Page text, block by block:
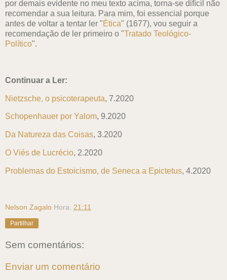
por demais evidente no meu texto acima, torna-se difícil não
recomendar a sua leitura. Para mim, foi essencial porque
antes de voltar a tentar ler "Ética" (1677), vou seguir a
recomendação de ler primeiro o "Tratado Teológico-
Político".
Continuar a Ler:
Nietzsche, o psicoterapeuta, 7.2020
Schopenhauer por Yalom, 9.2020
Da Natureza das Coisas, 3.2020
O Viés de Lucrécio, 2.2020
Problemas do Estoicismo, de Seneca a Epictetus, 4.2020
Nelson Zagalo Hora: 21:11
Partilhar
Sem comentários:
Enviar um comentário